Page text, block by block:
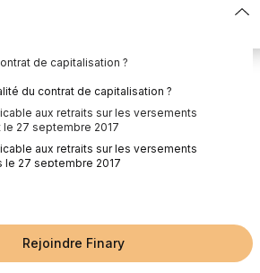
de capitalisation ?
de capitalisation
contrat de capitalisation fonds en euros
entre le contrat de capitalisation et
du contrat de capitalisation ?
aux retraits sur les versements
27 septembre 2017
aux retraits sur les versements
27 septembre 2017
de capitalisation pour anticiper sa
de capitalisation
de capitalisation avec réserve
Rejoindre Finary
capitalisation